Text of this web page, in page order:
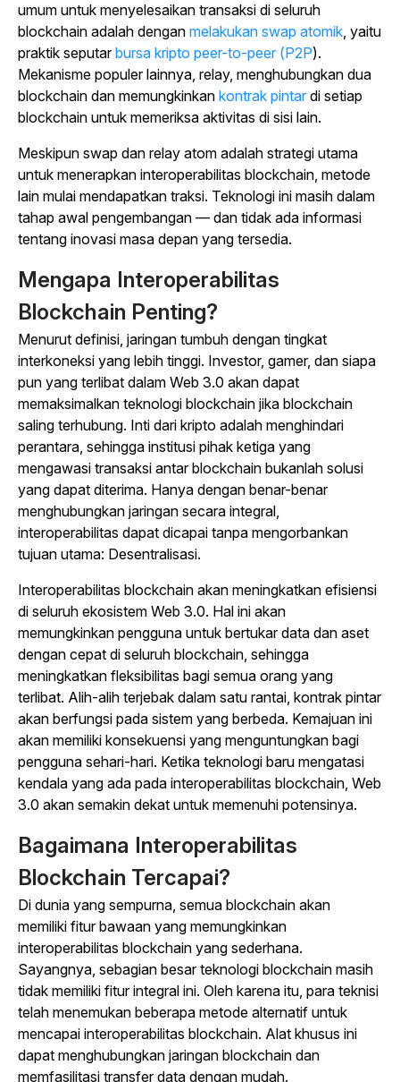
umum untuk menyelesaikan transaksi di seluruh
blockchain adalah dengan melakukan swap atomik, yaitu
praktik seputarbursa kripto peer-to-peer (P2P).
Mekanisme populer lainnya, relay, menghubungkan dua
blockchain dan memungkinkan kontrak pintar di setiap
blockchain untuk memeriksa aktivitas di sisi lain.
Meskipun swap dan relay atom adalah strategi utama
untuk menerapkan interoperabilitas blockchain, metode
lain mulai mendapatkan traksi. Teknologi ini masih dalam
tahap awal pengembangan — dan tidak ada informasi
tentang inovasi masa depan yang tersedia.
Mengapa Interoperabilitas
Blockchain Penting?
Menurut definisi, jaringan tumbuh dengan tingkat
interkoneksi yang lebih tinggi. Investor, gamer, dan siapa
pun yang terlibat dalam Web 3.0 akan dapat
memaksimalkan teknologi blockchain jika blockchain
saling terhubung. Inti dari kripto adalah menghindari
perantara, sehingga institusi pihak ketiga yang
mengawasi transaksi antar blockchain bukanlah solusi
yang dapat diterima. Hanya dengan benar-benar
menghubungkan jaringan secara integral,
interoperabilitas dapat dicapai tanpa mengorbankan
tujuan utama: Desentralisasi.
Interoperabilitas blockchain akan meningkatkan efisiensi
di seluruh ekosistem Web 3.0. Hal ini akan
memungkinkan pengguna untuk bertukar data dan aset
dengan cepat di seluruh blockchain, sehingga
meningkatkan fleksibilitas bagi semua orang yang
terlibat. Alih-alih terjebak dalam satu rantai, kontrak pintar
akan berfungsi pada sistem yang berbeda. Kemajuan ini
akan memiliki konsekuensi yang menguntungkan bagi
pengguna sehari-hari. Ketika teknologi baru mengatasi
kendala yang ada pada interoperabilitas blockchain, Web
3.0 akan semakin dekat untuk memenuhi potensinya.
Bagaimana Interoperabilitas
Blockchain Tercapai?
Di dunia yang sempurna, semua blockchain akan
memiliki fitur bawaan yang memungkinkan
interoperabilitas blockchain yang sederhana.
Sayangnya, sebagian besar teknologi blockchain masih
tidak memiliki fitur integral ini. Oleh karena itu, para teknisi
telah menemukan beberapa metode alternatif untuk
mencapai interoperabilitas blockchain. Alat khusus ini
dapat menghubungkan jaringan blockchain dan
memfasilitasi transfer data dengan mudah.